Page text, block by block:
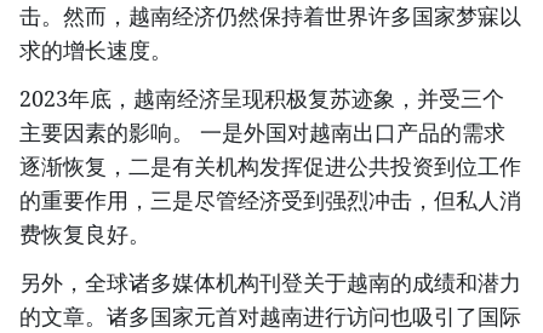
击。然而，越南经济仍然保持着世界许多国家梦寐以
求的增长速度。
2023年底，越南经济呈现积极复苏迹象，并受三个
主要因素的影响。 一是外国对越南出口产品的需求
逐渐恢复，二是有关机构发挥促进公共投资到位工作
的重要作用，三是尽管经济受到强烈冲击，但私人消
费恢复良好。
另外，全球诸多媒体机构刊登关于越南的成绩和潜力
的文章。诸多国家元首对越南进行访问也吸引了国际